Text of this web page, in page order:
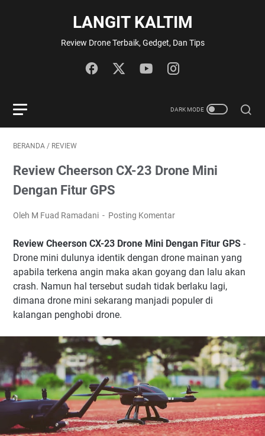
LANGIT KALTIM
Review Drone Terbaik, Gedget, Dan Tips
BERANDA / REVIEW
Review Cheerson CX-23 Drone Mini
Dengan Fitur GPS
Oleh M Fuad Ramadani Posting Komentar
Review Cheerson CX-23 Drone Mini Dengan Fitur GPS -
Drone mini dulunya identik dengan drone mainan yang
apabila terkena angin maka akan goyang dan lalu akan
crash. Namun hal tersebut sudah tidak berlaku lagi,
dimana drone mini sekarang manjadi populer di
kalangan penghobi drone.